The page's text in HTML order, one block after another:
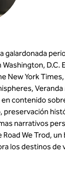
galardonada
D.C.
New York
en contenido
preservación
narrativos
Road We Trod,
los destinos de